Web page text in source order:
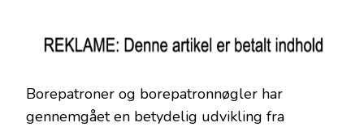
Borepatroner og borepatronnøgler har
gennemgået en betydelig udvikling fra